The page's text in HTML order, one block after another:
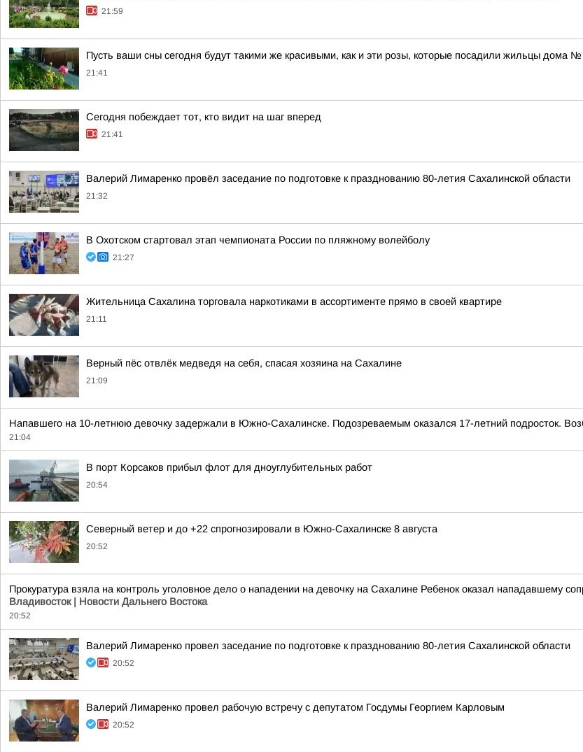
21:59
Пусть ваши сны сегодня будут такими же красивыми, как и эти розы, которые посадили жильцы дома
21:41
Сегодня побеждает тот, кто видит на шаг вперед
21:41
Валерий Лимаренко провёл заседание по подготовке к празднованию 80-летия Сахалинской области
21:32
В Охотском стартовал этап чемпионата России по пляжному волейболу
21:27
Жительница Сахалина торговала наркотиками в ассортименте прямо в своей квартире
21:11
Верный пёс отвлёк медведя на себя, спасая хозяина на Сахалине
21:09
Напавшего на 10-летнюю девочку задержали в Южно-Сахалинске. Подозреваемым оказался 17-летний подросток.
21:04
В порт Корсаков прибыл флот для дноуглубительных работ
20:54
Северный ветер и до +22 спрогнозировали в Южно-Сахалинске 8 августа
20:52
Прокуратура взяла на контроль уголовное дело о нападении на девочку на Сахалине Ребенок оказал нападавшему
Владивосток | Новости Дальнего Востока
20:52
Валерий Лимаренко провел заседание по подготовке к празднованию 80-летия Сахалинской области
20:52
Валерий Лимаренко провел рабочую встречу с депутатом Госдумы Георгием Карловым
20:52